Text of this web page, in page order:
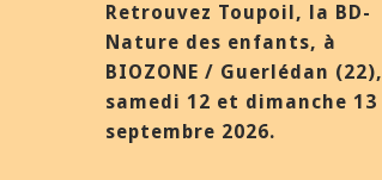
Retrouvez Toupoil, la BD-
Nature des enfants, à
BIOZONE / Guerlédan (22),
samedi 12 et dimanche 13
septembre 2026.